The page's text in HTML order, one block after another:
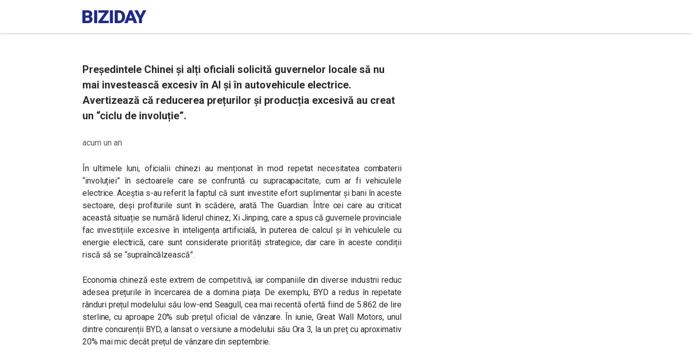
Președintele Chinei și alți oficiali solicită guvernelor locale să nu
mai investească excesiv în AI și în autovehicule electrice.
Avertizează că reducerea prețurilor și producția excesivă au creat
un “ciclu de involuție”.
acum un an
În ultimele luni, oficialii chinezi au menționat în mod repetat necesitatea combaterii
“involuției” în sectoarele care se confruntă cu supracapacitate, cum ar fi vehiculele
electrice. Aceștia s-au referit la faptul că sunt investite efort suplimentar și bani în aceste
sectoare, deși profiturile sunt în scădere, arată The Guardian. Între cei care au criticat
această situație se numără liderul chinez, Xi Jinping, care a spus că guvernele provinciale
fac investițiile excesive în inteligența artificială, în puterea de calcul și în vehiculele cu
energie electrică, care sunt considerate priorități strategice, dar care în aceste condiții
riscă să se “supraîncălzească”.
Economia chineză este extrem de competitivă, iar companiile din diverse industrii reduc
adesea prețurile în încercarea de a domina piața. De exemplu, BYD a redus în repetate
rânduri prețul modelului său low-end Seagull, cea mai recentă ofertă fiind de 5.862 de lire
sterline, cu aproape 20% sub prețul oficial de vânzare. În iunie, Great Wall Motors, unul
dintre concurenții BYD, a lansat o versiune a modelului său Ora 3, la un preț cu aproximativ
20% mai mic decât prețul de vânzare din septembrie.